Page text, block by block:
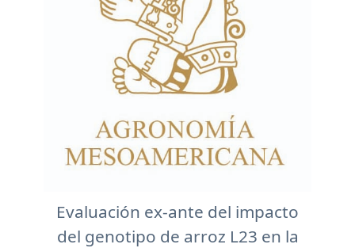
Evaluación ex-ante del impacto
del genotipo de arroz L23 en la